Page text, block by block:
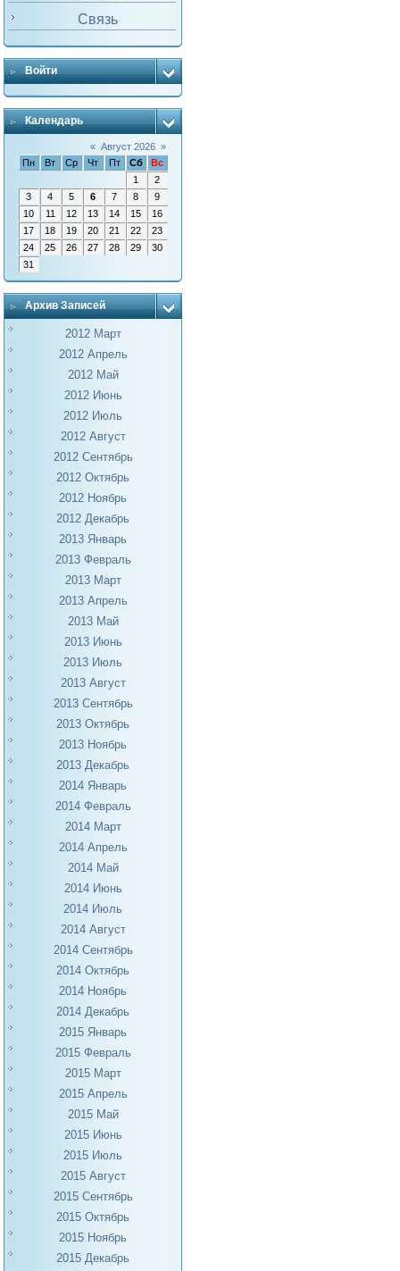
Связь
Войти
Календарь
« Август 2026 »
Пн
Вт Ср Чт Пт Сб
Вс
1
2
3
4 5 6 7 8
9
10
11 12 13 14 15
16
17
18 19 20 21 22
23
24
25 26 27 28 29
30
31
Архив Записей
2012 Март
2012 Апрель
2012 Май
2012 Июнь
2012 Июль
2012 Август
2012 Сентябрь
2012 Октябрь
2012 Ноябрь
2012 Декабрь
2013 Январь
2013 Февраль
2013 Март
2013 Апрель
2013 Май
2013 Июнь
2013 Июль
2013 Август
2013 Сентябрь
2013 Октябрь
2013 Ноябрь
2013 Декабрь
2014 Январь
2014 Февраль
2014 Март
2014 Апрель
2014 Май
2014 Июнь
2014 Июль
2014 Август
2014 Сентябрь
2014 Октябрь
2014 Ноябрь
2014 Декабрь
2015 Январь
2015 Февраль
2015 Март
2015 Апрель
2015 Май
2015 Июнь
2015 Июль
2015 Август
2015 Сентябрь
2015 Октябрь
2015 Ноябрь
2015 Декабрь